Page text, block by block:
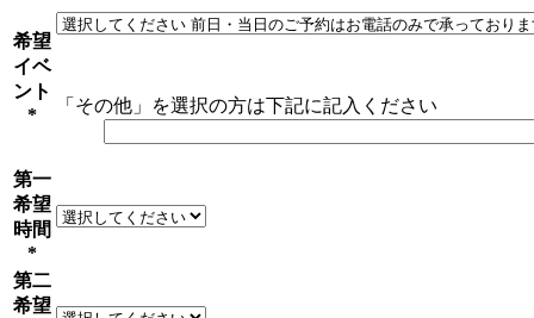
希望
イベ
ント
*
「その他」を選択の方は下記に記入ください
第一
希望
時間
*
第二
希望